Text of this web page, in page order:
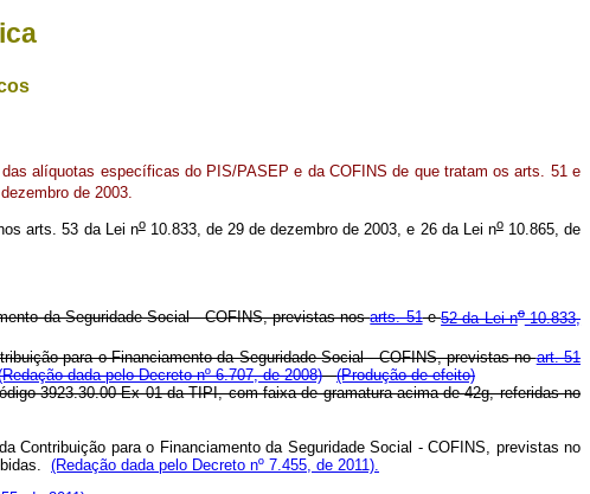
alíquotas específicas do PIS/PASEP e da COFINS de que tratam os arts. 51 e
de 2003.
arts. 53 da Lei no10.833, de 29 de dezembro de 2003, e 26 da Lei no10.865, de
da Seguridade Social - COFINS, previstas nosarts. 51e52 da Lei no10.833,
para o Financiamento da Seguridade Social - COFINS, previstas noart. 51
dada pelo Decreto nº 6.707, de 2008)
(Produção de efeito)
3923.30.00 Ex 01 da TIPI, com faixa de gramatura acima de 42g, referidas no
para o Financiamento da Seguridade Social - COFINS, previstas no
(Redação dada pelo Decreto nº 7.455, de 2011).